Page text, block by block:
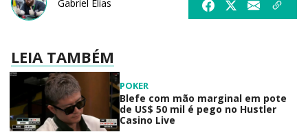
Gabriel Elias
LEIA TAMBÉM
POKER
Blefe com mão marginal em pote
de US$ 50 mil é pego no Hustler
Casino Live